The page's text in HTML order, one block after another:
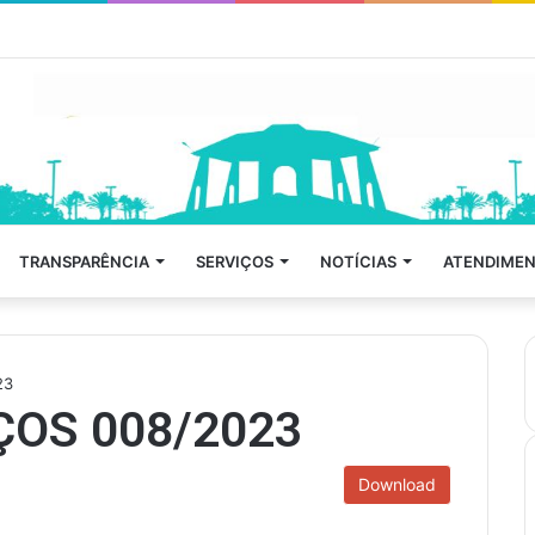
TRANSPARÊNCIA SERVIÇOS NOTÍCIAS
008/2023
Download